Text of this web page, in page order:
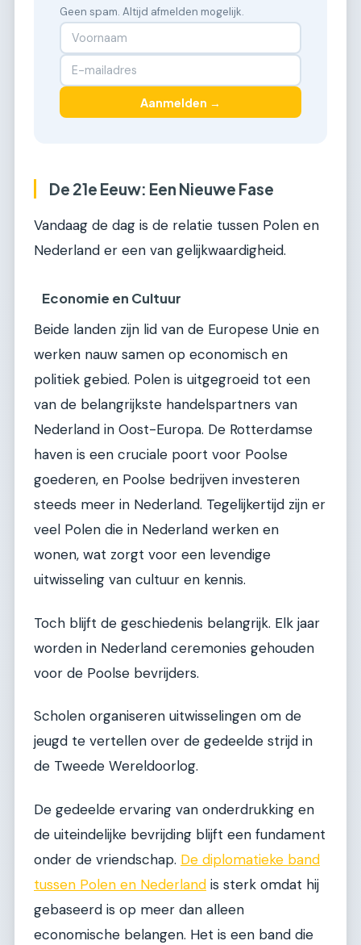
Geen spam. Altijd afmelden mogelijk.
Aanmelden →
De 21e Eeuw: Een Nieuwe Fase
Vandaag de dag is de relatie tussen Polen en
Nederland er een van gelijkwaardigheid.
Economie en Cultuur
Beide landen zijn lid van de Europese Unie en
werken nauw samen op economisch en
politiek gebied. Polen is uitgegroeid tot een
van de belangrijkste handelspartners van
Nederland in Oost-Europa. De Rotterdamse
haven is een cruciale poort voor Poolse
goederen, en Poolse bedrijven investeren
steeds meer in Nederland. Tegelijkertijd zijn er
veel Polen die in Nederland werken en
wonen, wat zorgt voor een levendige
uitwisseling van cultuur en kennis.
Toch blijft de geschiedenis belangrijk. Elk jaar
worden in Nederland ceremonies gehouden
voor de Poolse bevrijders.
Scholen organiseren uitwisselingen om de
jeugd te vertellen over de gedeelde strijd in
de Tweede Wereldoorlog.
De gedeelde ervaring van onderdrukking en
de uiteindelijke bevrijding blijft een fundament
onder de vriendschap. De diplomatieke band
tussen Polen en Nederland is sterk omdat hij
gebaseerd is op meer dan alleen
economische belangen. Het is een band die